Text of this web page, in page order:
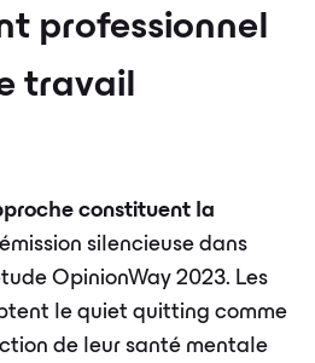
professionnel
travail
constituent la
silencieuse dans
OpinionWay 2023. Les
le quiet quitting comme
de leur santé mentale